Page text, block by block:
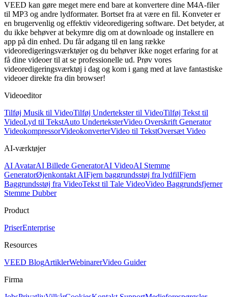
VEED kan gøre meget mere end bare at konvertere dine M4A-filer
til MP3 og andre lydformater. Bortset fra at være en fil. Konveter er
en brugervenlig og effektiv videoredigering software. Det betyder, at
du ikke behøver at bekymre dig om at downloade og installere en
app på din enhed. Du får adgang til en lang række
videoredigeringsværktøjer og du behøver ikke noget erfaring for at
få dine videoer til at se professionelle ud. Prøv vores
videoredigeringsværktøj i dag og kom i gang med at lave fantastiske
videoer direkte fra din browser!
Videoeditor
Tilføj Musik til VideoTilføj Undertekster til VideoTilføj Tekst til
VideoLyd til TekstAuto UnderteksterVideo Overskrift Generator
VideokompressorVideokonverterVideo til TekstOversæt Video
AI-værktøjer
AI AvatarAI Billede GeneratorAI VideoAI Stemme
GeneratorØjenkontakt AIFjern baggrundsstøj fra lydfilFjern
Baggrundsstøj fra VideoTekst til Tale VideoVideo Baggrundsfjerner
Stemme Dubber
Product
PriserEnterprise
Resources
VEED BlogArtiklerWebinarerVideo Guider
Firma